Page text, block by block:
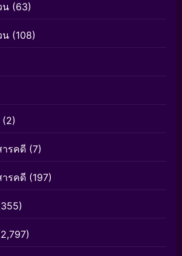
น (63)
น (108)
(2)
ารคดี (7)
ารคดี (197)